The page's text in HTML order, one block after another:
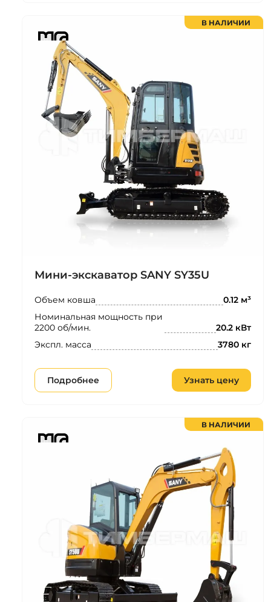
В НАЛИЧИИ
Мини-экскаватор SANY SY35U
Объем ковша 0.12 м³
Номинальная мощность при
2200 об/мин.
20.2 кВт
Экспл. масса 3780 кг
Подробнее Узнать цену
В НАЛИЧИИ